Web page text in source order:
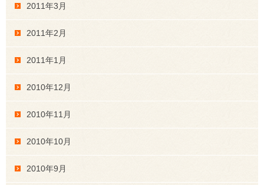
2011年3月
2011年2月
2011年1月
2010年12月
2010年11月
2010年10月
2010年9月